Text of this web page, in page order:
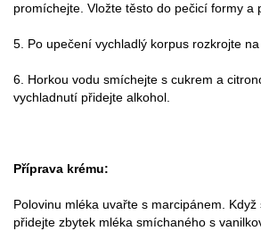
promíchejte. Vložte těsto do pečicí formy a
5. Po upečení vychladlý korpus rozkrojte
6. Horkou vodu smíchejte s cukrem a
vychladnutí přidejte alkohol.
Příprava krému:
Polovinu mléka uvařte s marcipánem.
přidejte zbytek mléka smíchaného s